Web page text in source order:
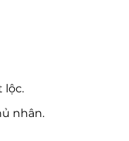
lộc.
nhân.